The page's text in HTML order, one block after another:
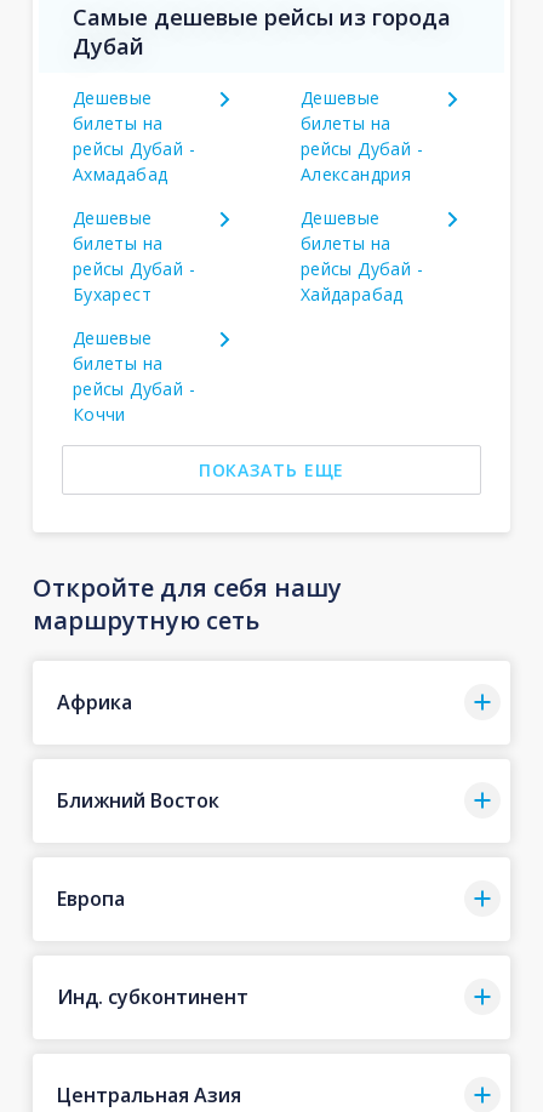
Самые дешевые рейсы из города
Дубай
Дешевые
билеты на
рейсы Дубай -
Ахмадабад
Дешевые
билеты на
рейсы Дубай -
Александрия
Дешевые
билеты на
рейсы Дубай -
Бухарест
Дешевые
билеты на
рейсы Дубай -
Хайдарабад
Дешевые
билеты на
рейсы Дубай -
Коччи
ПОКАЗАТЬ ЕЩЕ
Откройте для себя нашу
маршрутную сеть
Африка
Ближний Восток
Европа
Инд. субконтинент
Центральная Азия